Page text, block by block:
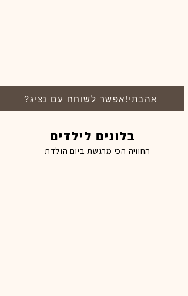
?אהבתי!אפשר לשוחח עם נציג
בלונים לילדים
החוויה הכי מרגשת ביום הולדת